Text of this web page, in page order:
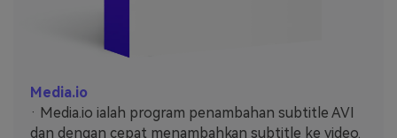
Media.io
· Media.io ialah program penambahan subtitle AVI
dan dengan cepat menambahkan subtitle ke video.